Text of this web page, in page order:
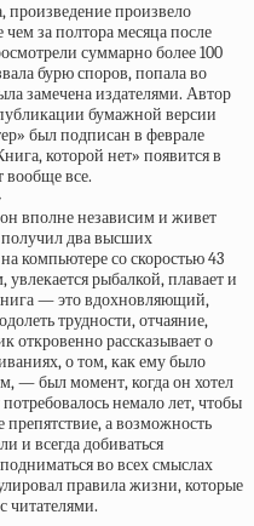
произведение произвело
за полтора месяца после
суммарно более 100
бурю споров, попала во
замечена издателями. Автор
бумажной версии
был подписан в феврале
которой нет» появится в
вообще все.
вполне независим и живет
два высших
компьютере со скоростью 43
рыбалкой, плавает и
— это вдохновляющий,
трудности, отчаяние,
откровенно рассказывает о
о том, как ему было
— был момент, когда он хотел
немало лет, чтобы
препятствие, а возможность
и всегда добиваться
во всех смыслах
правила жизни, которые
читателями.